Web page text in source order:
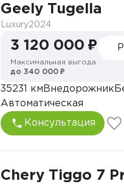
Geely Tugella
Luxury2024
3 120 000 ₽
Максимальная выгода
до 340 000 ₽
35231 км Внедорожник
Автоматическая
Консультация
Chery Tiggo 7